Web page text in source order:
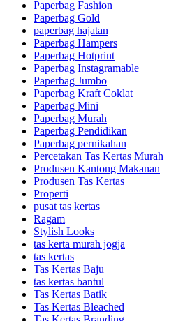
Paperbag Fashion
Paperbag Gold
paperbag hajatan
Paperbag Hampers
Paperbag Hotprint
Paperbag Instagramable
Paperbag Jumbo
Paperbag Kraft Coklat
Paperbag Mini
Paperbag Murah
Paperbag Pendidikan
Paperbag pernikahan
Percetakan Tas Kertas Murah
Produsen Kantong Makanan
Produsen Tas Kertas
Properti
pusat tas kertas
Ragam
Stylish Looks
tas kerta murah jogja
tas kertas
Tas Kertas Baju
tas kertas bantul
Tas Kertas Batik
Tas Kertas Bleached